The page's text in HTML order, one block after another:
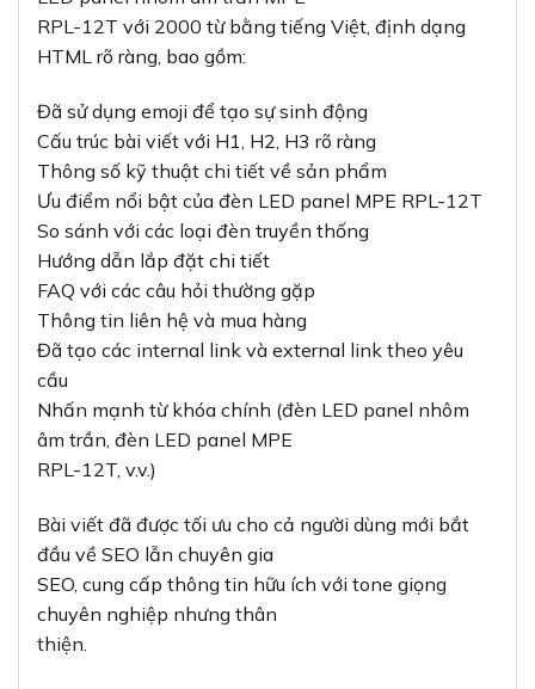
RPL-12T với 2000 từ bằng tiếng Việt, định dạng
HTML rõ ràng, bao gồm:
Đã sử dụng emoji để tạo sự sinh động
Cấu trúc bài viết với H1, H2, H3 rõ ràng
Thông số kỹ thuật chi tiết về sản phẩm
Ưu điểm nổi bật của đèn LED panel MPE RPL-12T
So sánh với các loại đèn truyền thống
Hướng dẫn lắp đặt chi tiết
FAQ với các câu hỏi thường gặp
Thông tin liên hệ và mua hàng
Đã tạo các internal link và external link theo yêu
cầu
Nhấn mạnh từ khóa chính (đèn LED panel nhôm
âm trần, đèn LED panel MPE
RPL-12T, v.v.)
Bài viết đã được tối ưu cho cả người dùng mới bắt
đầu về SEO lẫn chuyên gia
SEO, cung cấp thông tin hữu ích với tone giọng
chuyên nghiệp nhưng thân
thiện.